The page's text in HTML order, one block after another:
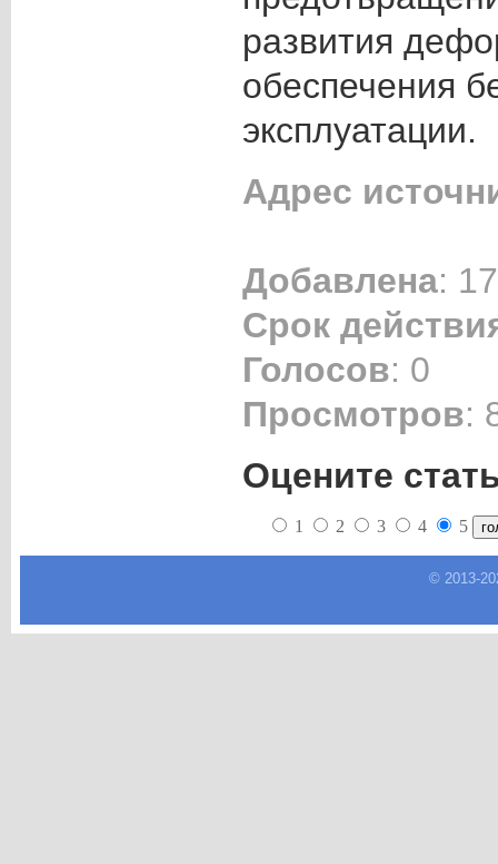
развития
обеспечения
эксплуатации.
Адрес
Добавлена:
Срок
Голосов: 0
Просмотров:
Оцените
1 2 3 4 5
© 2013-